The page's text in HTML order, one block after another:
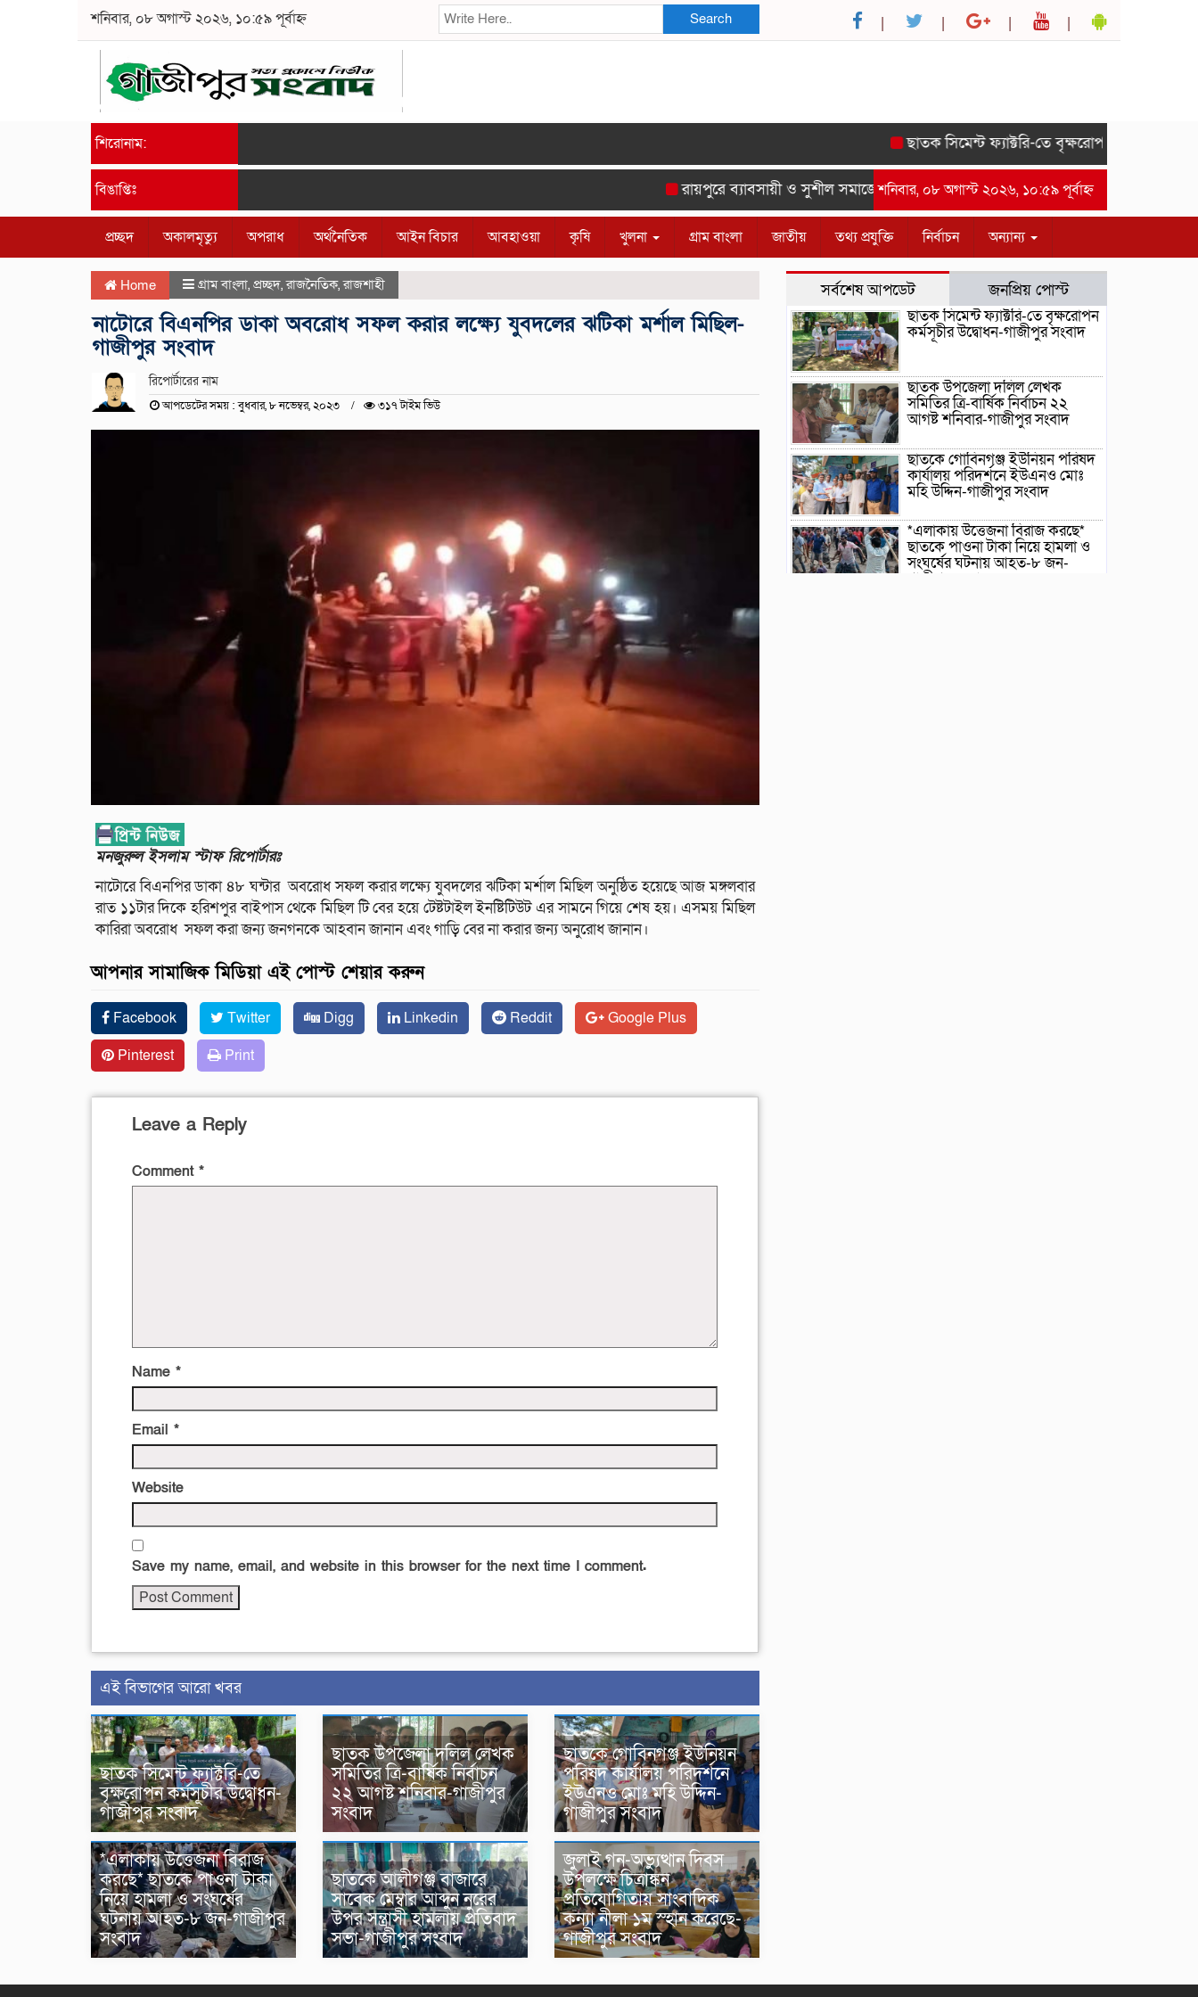
শনিবার, ০৮ অগাস্ট ২০২৬, ১০:৫৯ পূর্বাহ্ন Search
শিরোনাম: ছাতক সিমেন্ট ফ্যাক্টরি-তে বৃক্ষরোপন কর্মসূচীর
বিঙাপ্তিঃ রায়পুরে ব্যাবসায়ী ও সুশীল সমাজের সম্মানে সাইদ জুটনের ইফতার মাহফিল অনুষ্ঠিত।-গাজীপুর
শনিবার, ০৮ অগাস্ট ২০২৬, ১০:৫৯ পূর্বাহ্ন
প্রচ্ছদ অকালমৃত্যু অপরাধ অর্থনৈতিক আইন বিচার আবহাওয়া কৃষি খুলনা গ্রাম বাংলা জাতীয় তথ্য প্রযুক্তি নির্বাচন অন্যান্য
Home গ্রাম বাংলা, প্রচ্ছদ,রাজনৈতিক,রাজশাহী
নাটোরে বিএনপির ডাকা অবরোধ সফল করার লক্ষ্যে যুবদলের ঝটিকা মর্শাল মিছিল-
গাজীপুর সংবাদ
রিপোর্টারের নাম
আপডেটের সময় : বুধবার, ৮ নভেম্বর, ২০২৩ ৩১৭ টাইম ভিউ
মনজুরুল ইসলাম স্টাফ রিপোর্টারঃ
নাটোরে বিএনপির ডাকা ৪৮ ঘন্টার অবরোধ সফল করার লক্ষ্যে যুবদলের ঝটিকা মর্শাল মিছিল অনুষ্ঠিত হয়েছে আজ মঙ্গলবার
রাত ১১টার দিকে হরিশপুর বাইপাস থেকে মিছিল টি বের হয়ে টেষ্টটাইল ইনষ্টিটিউট এর সামনে গিয়ে শেষ হয়। এসময় মিছিল
কারিরা অবরোধ সফল করা জন্য জনগনকে আহবান জানান এবং গাড়ি বের না করার জন্য অনুরোধ জানান।
আপনার সামাজিক মিডিয়া এই পোস্ট শেয়ার করুন
Facebook Twitter Digg Linkedin Reddit
Google Plus
Pinterest
Print
Leave a Reply
Comment *
Name *
Email *
Website
Save my name, email, and website in this browser for the next time I comment.
এই বিভাগের আরো খবর
ছাতক সিমেন্ট ফ্যাক্টরি-তে
বৃক্ষরোপন কর্মসূচীর উদ্বোধন-
গাজীপুর সংবাদ
ছাতক উপজেলা দলিল লেখক
সমিতির ত্রি-বার্ষিক নির্বাচন
২২ আগষ্ট শনিবার-গাজীপুর
সংবাদ
ছাতকে গোবিনগঞ্জ ইউনিয়ন
পরিষদ কার্যালয় পরিদর্শনে
ইউএনও মোঃ মহি উদ্দিন-
গাজীপুর সংবাদ
*এলাকায় উত্তেজনা বিরাজ
করছে* ছাতকে পাওনা টাকা
নিয়ে হামলা ও সংঘর্ষের
ঘটনায় আহত-৮ জন-গাজীপুর
সংবাদ
ছাতকে আলীগঞ্জ বাজারে
সাবেক মেম্বার আব্দুন নুরের
উপর সন্ত্রাসী হামলায় প্রতিবাদ
সভা-গাজীপুর সংবাদ
জুলাই গন-অভ্যুত্থান দিবস
উপলক্ষে চিত্রাঙ্কন
প্রতিযোগিতায় সাংবাদিক
কন্যা নীলা ১ম স্হান করেছে-
গাজীপুর সংবাদ
সর্বশেষ আপডেট জনপ্রিয় পোস্ট
ছাতক সিমেন্ট ফ্যাক্টরি-তে বৃক্ষরোপন
কর্মসূচীর উদ্বোধন-গাজীপুর সংবাদ
ছাতক উপজেলা দলিল লেখক
সমিতির ত্রি-বার্ষিক নির্বাচন ২২
আগষ্ট শনিবার-গাজীপুর সংবাদ
ছাতকে গোবিনগঞ্জ ইউনিয়ন পরিষদ
কার্যালয় পরিদর্শনে ইউএনও মোঃ
মহি উদ্দিন-গাজীপুর সংবাদ
*এলাকায় উত্তেজনা বিরাজ করছে*
ছাতকে পাওনা টাকা নিয়ে হামলা ও
সংঘর্ষের ঘটনায় আহত-৮ জন-
গাজীপুর সংবাদ